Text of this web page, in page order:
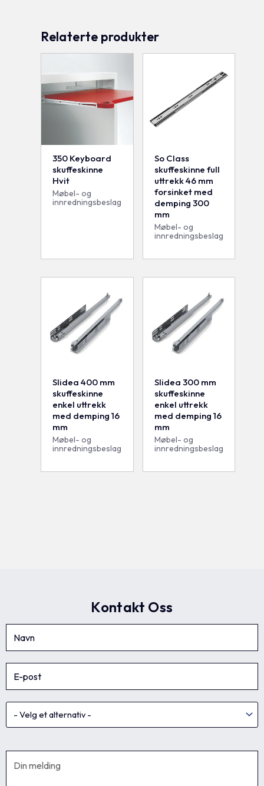
Relaterte produkter
350 Keyboard
skuffeskinne
Hvit
Møbel- og
innredningsbeslag
So Class
skuffeskinne full
uttrekk 46 mm
forsinket med
demping 300
mm
Møbel- og
innredningsbeslag
Slidea 400 mm
skuffeskinne
enkel uttrekk
med demping 16
mm
Møbel- og
innredningsbeslag
Slidea 300 mm
skuffeskinne
enkel uttrekk
med demping 16
mm
Møbel- og
innredningsbeslag
Kontakt Oss